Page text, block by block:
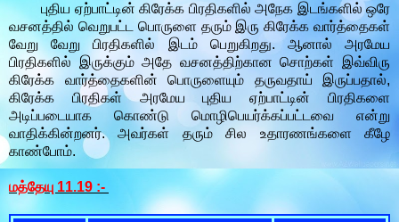
புதிய ஏற்பாட்டின் கிரேக்க பிரதிகளில் அநேக இடங்களில் ஒரே
வசனத்தில் வெறுபட்ட பொருளை தரும் இரு கிரேக்க வார்த்தைகள்
வேறு வேறு பிரதிகளில் இடம் பெறுகிறது. ஆனால் அரமேய
பிரதிகளில் இருக்கும் அதே வசனத்திற்கான சொற்கள் இவ்விரு
கிரேக்க வார்த்தைகளின் பொருளையும் தருவதாய் இருப்பதால்,
கிரேக்க பிரதிகள் அரமேய புதிய ஏற்பாட்டின் பிரதிகளை
அடிப்படையாக கொண்டு மொழிபெயர்க்கப்பட்டவை என்று
வாதிக்கின்றனர். அவர்கள் தரும் சில உதாரணங்களை கீழே
காண்போம்.
மத்தேயு 11.19 :-